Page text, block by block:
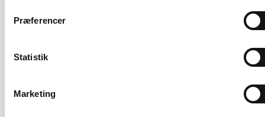
Præferencer
Statistik
Marketing
24 MAR